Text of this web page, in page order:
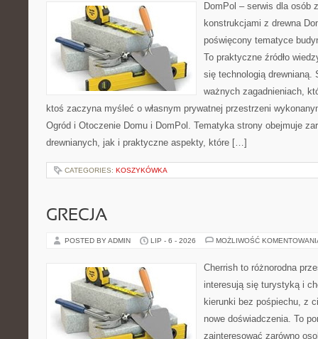
DomPol – serwis dla osób
konstrukcjami z drewna
poświęcony tematyce
To praktyczne źródło
się technologią drewnianą.
ważnych zagadnieniach,
ktoś zaczyna myśleć o własnym prywatnej przestrzeni
Ogród i Otoczenie Domu i DomPol. Tematyka strony obejmuje
drewnianych, jak i praktyczne aspekty, które […]
CATEGORIES: KOSZYKÓWKA
GRECJA
POSTED BY ADMIN LIP - 6 - 2026 MOŻLIWOŚĆ
Cherrish to różnorodna
interesują się turystyką i
kierunki bez pośpiechu, z
nowe doświadczenia. To
zainteresować zarówno